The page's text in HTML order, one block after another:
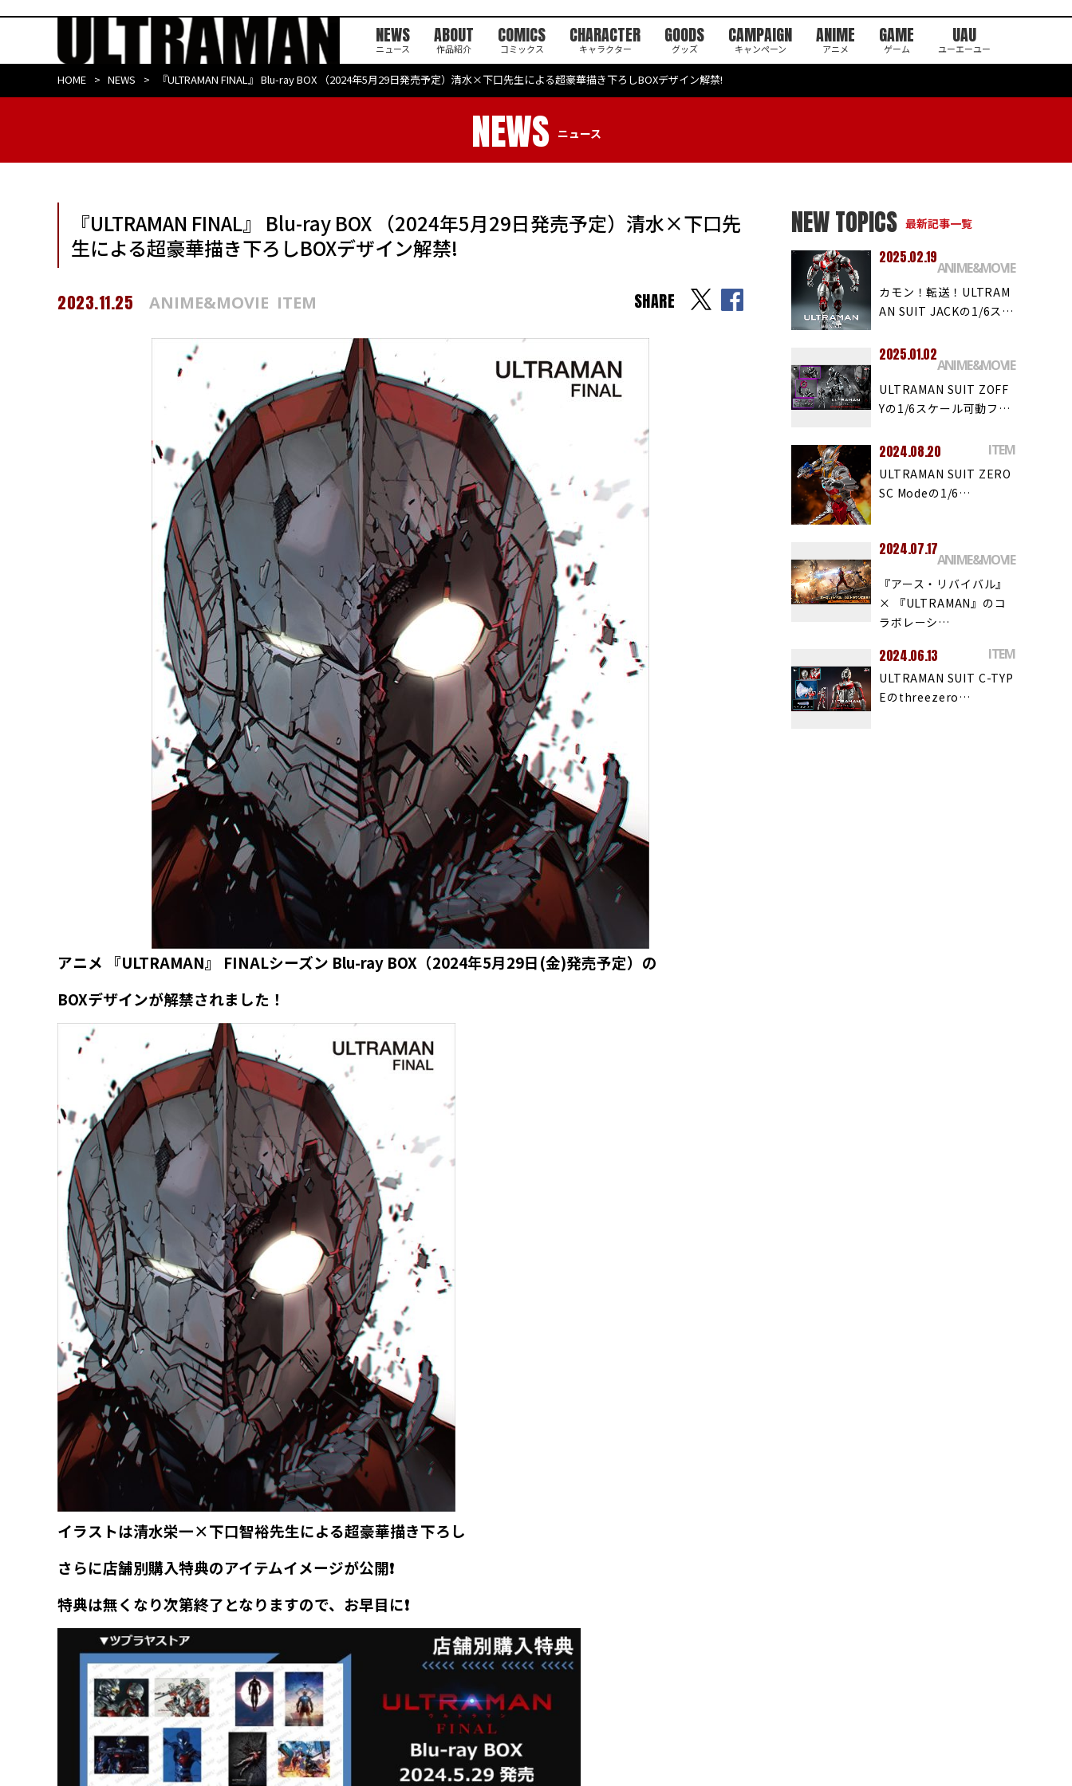
NEWS
ニュース
ABOUT
作品紹介
COMICS
コミックス
CHARACTER
キャラクター
GOODS
グッズ
CAMPAIGN
キャンペーン
ANIME
アニメ
GAME
ゲーム
UAU
ユーエーユー
HOME NEWS 『ULTRAMAN FINAL』 Blu-ray BOX （2024年5月29日発売予定）清水×下口先生による超豪華描き下ろしBOXデザイン解禁!
NEWS ニュース
『ULTRAMAN FINAL』 Blu-ray BOX （2024年5月29日発売予定）清水×下口先
生による超豪華描き下ろしBOXデザイン解禁!
2023.11.25 ANIME&MOVIE ITEM SHARE
アニメ 『ULTRAMAN』 FINALシーズン Blu-ray BOX（2024年5月29日(金)発売予定）の
BOXデザインが解禁されました！
イラストは清水栄一×下口智裕先生による超豪華描き下ろし
さらに店舗別購入特典のアイテムイメージが公開❗
特典は無くなり次第終了となりますので、お早目に❗
NEW TOPICS 最新記事一覧
2025.02.19
ANIME&MOVIE
カモン！転送！ULTRAM
AN SUIT JACKの1/6ス…
2025.01.02
ANIME&MOVIE
ULTRAMAN SUIT ZOFF
Yの1/6スケール可動フ…
2024.08.20 ITEM
ULTRAMAN SUIT ZERO
SC Modeの1/6…
2024.07.17
ANIME&MOVIE
『アース・リバイバル』
× 『ULTRAMAN』のコ
ラボレーシ…
2024.06.13 ITEM
ULTRAMAN SUIT C-TYP
Eのthreezero…